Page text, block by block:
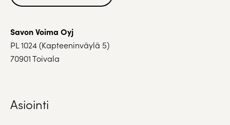
Savon Voima Oyj
PL 1024 (Kapteeninväylä 5)
70901 Toivala
Asiointi